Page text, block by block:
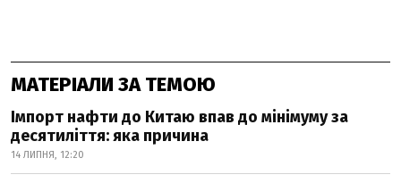
МАТЕРІАЛИ ЗА ТЕМОЮ
Імпорт нафти до Китаю впав до мінімуму за
десятиліття: яка причина
14 ЛИПНЯ, 12:20